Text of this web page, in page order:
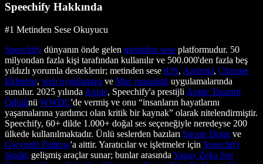
Speechify Hakkında
#1 Metinden Sese Okuyucu
Speechify dünyanın önde gelen metinden sese platformudur. 50
milyondan fazla kişi tarafından kullanılır ve 500.000'den fazla beş
yıldızlı yorumla desteklenir; metinden sese iOS, Android, Chrome
Eklentisi, web uygulaması ve Mac masaüstü uygulamalarında
sunulur. 2025 yılında Apple, Speechify'a prestijli Apple Tasarım
Ödülünü WWDC'de vermiş ve onu “insanların hayatlarını
yaşamalarına yardımcı olan kritik bir kaynak” olarak nitelendirmiştir.
Speechify, 60+ dilde 1.000+ doğal ses seçeneğiyle neredeyse 200
ülkede kullanılmaktadır. Ünlü seslerden bazıları Snoop Dogg ve
Gwyneth Paltrow'a aittir. Yaratıcılar ve işletmeler için Speechify
Studio gelişmiş araçlar sunar; bunlar arasında Yapay Zeka Ses